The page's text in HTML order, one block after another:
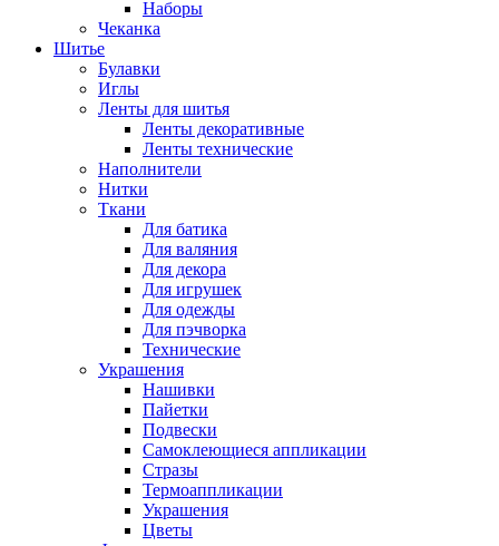
Наборы
Чеканка
Шитье
Булавки
Иглы
Ленты для шитья
Ленты декоративные
Ленты технические
Наполнители
Нитки
Ткани
Для батика
Для валяния
Для декора
Для игрушек
Для одежды
Для пэчворка
Технические
Украшения
Нашивки
Пайетки
Подвески
Самоклеющиеся аппликации
Стразы
Термоаппликации
Украшения
Цветы